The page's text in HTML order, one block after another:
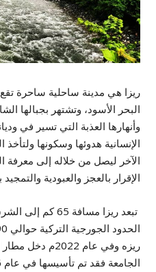
ريزا هي مدينة ساحلية ساحرة
البحر الأسود، وتشتهر بجبالها
وأنهارها العذبة التي تسير في
الإنسانية هدوئها وسكونها
الآخر ليصل من خلاله إلى معرفة
الإقرار بالعجز والعبودية والتمجيد
تبعد ريزا مسافة
ريزه وفي عام